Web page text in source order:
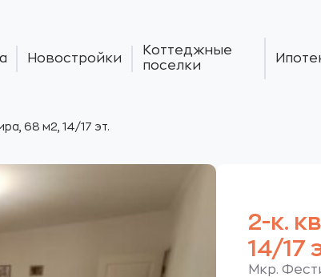
Новостройки
Коттеджные
поселки
68 м2, 14/17 эт.
2-к.
14/17
Мкр.